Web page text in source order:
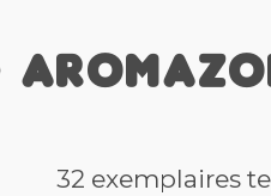
32 exemplaires